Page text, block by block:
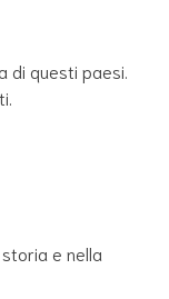
di questi paesi.
e nella